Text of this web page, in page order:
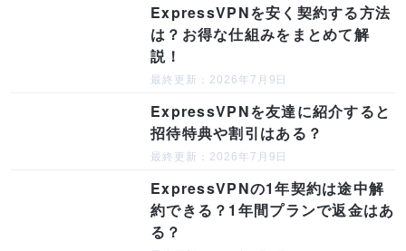
ExpressVPNを安く契約する方法
は？お得な仕組みをまとめて解
説！
最終更新：2026年7月9日
ExpressVPNを友達に紹介すると
招待特典や割引はある？
最終更新：2026年7月9日
ExpressVPNの1年契約は途中解
約できる？1年間プランで返金はあ
る？